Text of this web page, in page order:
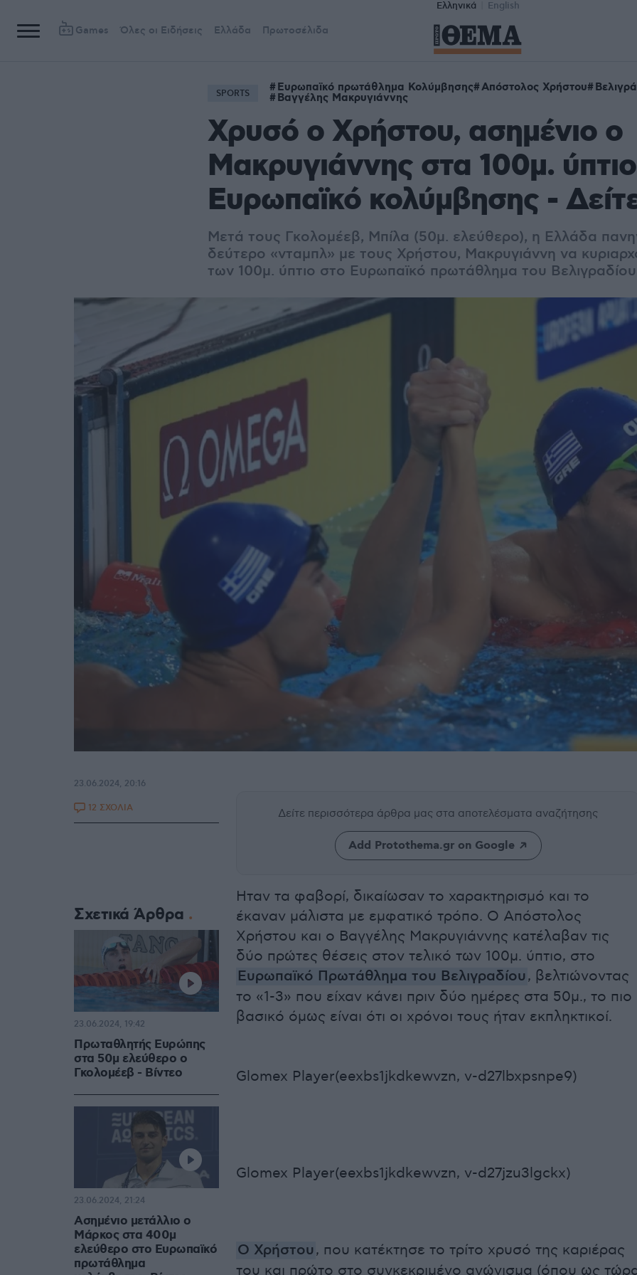
Ελληνικά English
Games Όλες οι Ειδήσεις Ελλάδα Πρωτοσέλιδα
SPORTS Ευρωπαϊκό πρωτάθλημα Κολύμβησης Απόστολος Χρήστου
Βαγγέλης Μακρυγιάννης
Χρυσό ο Χρήστου, ασημένιο ο
Μακρυγιάννης στα 100μ.
Ευρωπαϊκό κολύμβησης -
Μετά τους Γκολομέεβ, Μπίλα (50μ. ελεύθερο), η Ελλάδα
δεύτερο «νταμπλ» με τους Χρήστου, Μακρυγιάννη να
των 100μ. ύπτιο στο Ευρωπαϊκό πρωτάθλημα του Βελιγραδίου
Δείτε περισσότερα άρθρα μας στα αποτελέσματα αναζήτησης
Add Protothema.gr on Google
Ηταν τα φαβορί, δικαίωσαν το χαρακτηρισμό και το
έκαναν μάλιστα με εμφατικό τρόπο. Ο Απόστολος
Χρήστου και ο Βαγγέλης Μακρυγιάννης κατέλαβαν τις
δύο πρώτες θέσεις στον τελικό των 100μ. ύπτιο, στο
Ευρωπαϊκό Πρωτάθλημα του Βελιγραδίου, βελτιώνοντας
το «1-3» που είχαν κάνει πριν δύο ημέρες στα 50μ., το πιο
βασικό όμως είναι ότι οι χρόνοι τους ήταν εκπληκτικοί.
Glomex Player(eexbs1jkdkewvzn, v-d27lbxpsnpe9)
Glomex Player(eexbs1jkdkewvzn, v-d27jzu3lgckx)
Ο Χρήστου, που κατέκτησε το τρίτο χρυσό της καριέρας
του και πρώτο στο συγκεκριμένο αγώνισμα (όπου ως
23.06.2024, 20:16
12 ΣΧΟΛΙΑ
Σχετικά Άρθρα
Πρωταθλητής Ευρώπης
στα 50μ ελεύθερο ο
Γκολομέεβ - Βίντεο
23.06.2024, 19:42
Ασημένιο μετάλλιο ο
Μάρκος στα 400μ
ελεύθερο στο Ευρωπαϊκό
πρωτάθλημα
23.06.2024, 21:24